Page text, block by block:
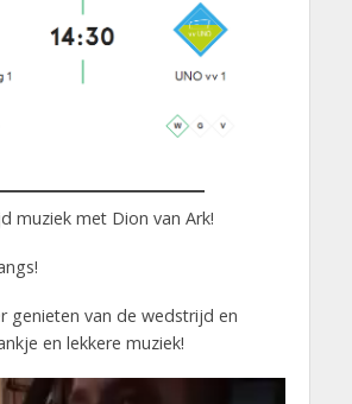
muziek met Dion van Ark!
genieten van de wedstrijd en
en lekkere muziek!